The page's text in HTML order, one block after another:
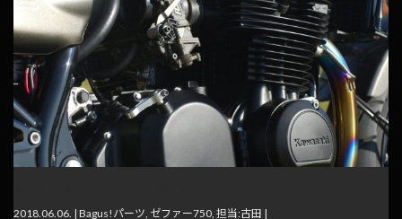
2018.06.06. | Bagus!パーツ ゼファー750 担当:古田 |